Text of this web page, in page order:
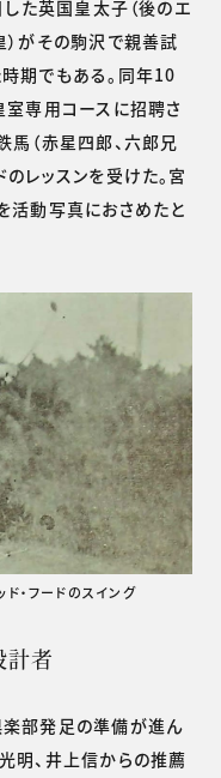
た英国皇太子（後のエ
）がその駒沢で親善試
期でもある。同年10
室専用コースに招聘さ
馬（赤星四郎、六郎兄
レッスンを受けた。宮
活動写真におさめたと
・フードのスイング
計者
部発足の準備が進ん
明、井上信からの推薦